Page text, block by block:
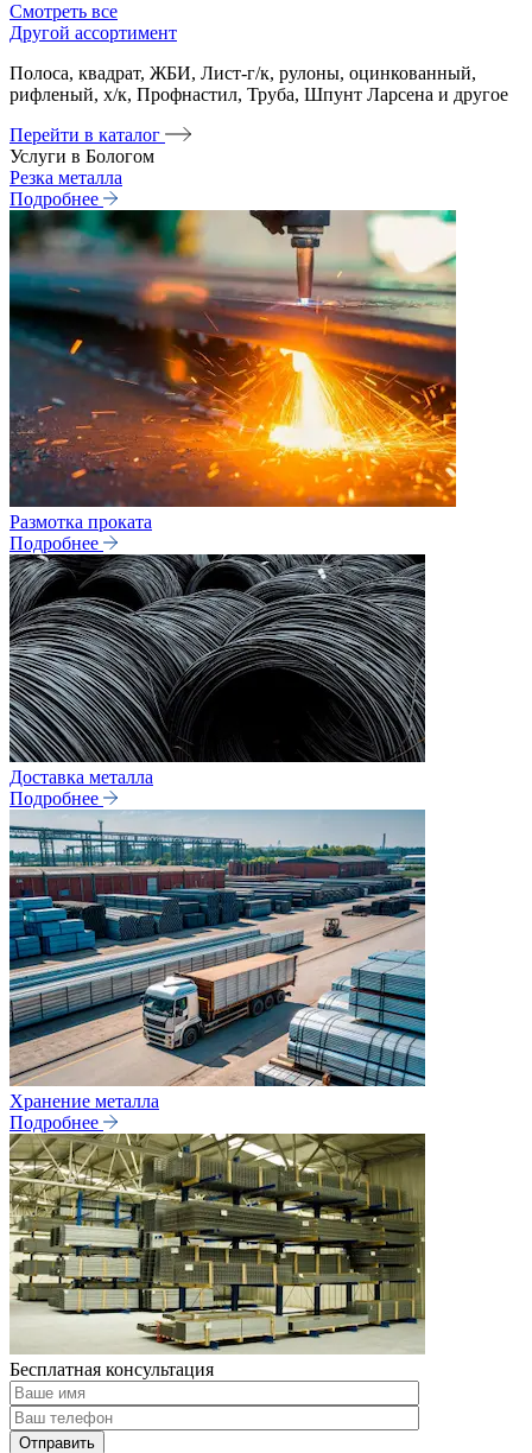
Смотреть все
Другой ассортимент
Полоса, квадрат, ЖБИ, Лист-г/к, рулоны, оцинкованный,
рифленый, х/к, Профнастил, Труба, Шпунт Ларсена и другое
Перейти в каталог
Услуги в Бологом
Резка металла
Подробнее
Размотка проката
Подробнее
Доставка металла
Подробнее
Хранение металла
Подробнее
Бесплатная консультация
Отправить